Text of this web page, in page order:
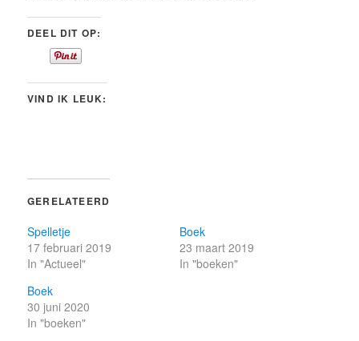
DEEL DIT OP:
VIND IK LEUK:
GERELATEERD
Spelletje
17 februari 2019
In "Actueel"
Boek
23 maart 2019
In "boeken"
Boek
30 juni 2020
In "boeken"